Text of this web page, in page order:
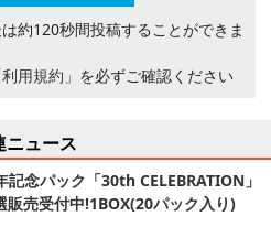
約120秒間投稿することができま
利用規約」 を必ずご確認ください
ニュース
記念パック「30th CELEBRATION」
売受付中!1BOX(20パック入り)